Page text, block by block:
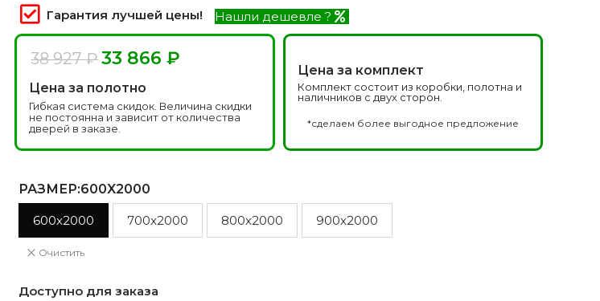
Двери из массива РФ
4 модели
Двери шпонированые
34 модели
Двери Эмаль с
8 моделей
Гарантия лучшей цены! Нашли дешевле ?
38 927₽33 866₽
Цена за полотно
Гибкая система скидок. Величина скидки
не постоянна и зависит от количества
дверей в заказе.
Цена за комплект
Комплект состоит из коробки, полотна и
наличников с двух сторон.
*сделаем более выгодное предложение
РАЗМЕР:600X2000
600x2000 700x2000 800x2000 900x2000
Очистить
Доступно для заказа